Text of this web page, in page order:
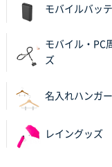
ワンポイント
サイトが見や
ワンポイント
サイト構成が
モバイルバッ
モバイル・PC
ズ
名入れハンガー
レイングッズ